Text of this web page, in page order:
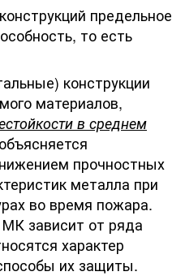
предельное
то есть
конструкции
материалов,
в среднем
прочностных
металла при
во время пожара.
МК зависит от ряда
характер
их защиты.